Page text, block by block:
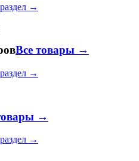
→
Все товары →
→
→
→